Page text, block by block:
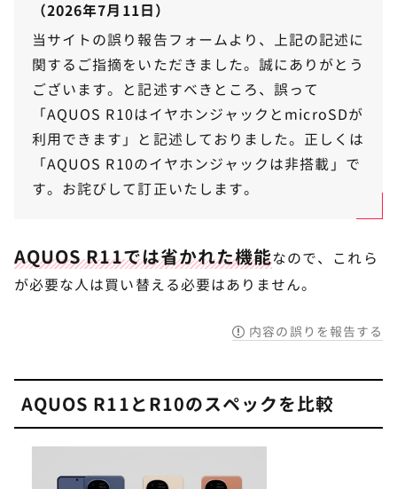
（2026年7月11日）
当サイトの誤り報告フォームより、上記の記述に
関するご指摘をいただきました。誠にありがとう
ございます。と記述すべきところ、誤って
「AQUOS R10はイヤホンジャックとmicroSDが
利用できます」と記述しておりました。正しくは
「AQUOS R10のイヤホンジャックは非搭載」で
す。お詫びして訂正いたします。
AQUOS R11では省かれた機能なので、これら
が必要な人は買い替える必要はありません。
内容の誤りを報告する
AQUOS R11とR10のスペックを比較